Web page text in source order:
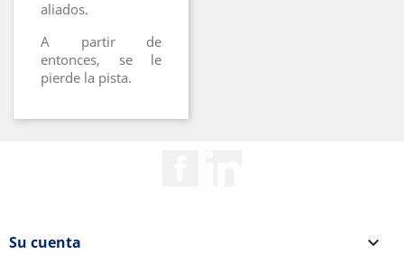
aliados.
A partir de
entonces, se le
pierde la pista.
Su cuenta 